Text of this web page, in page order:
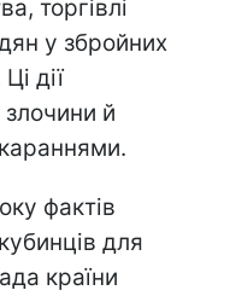
торгівлі
у збройних
дії
злочини й
фактів
для
країни